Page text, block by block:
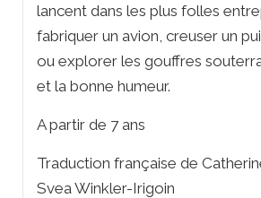
lancent dans les plus folles
fabriquer un avion, creuser un
ou explorer les gouffres
et la bonne humeur.
A partir de 7 ans
Traduction française de
Svea Winkler-Irigoin